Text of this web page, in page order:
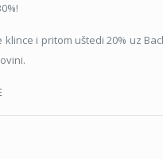
klince i pritom uštedi 20% uz